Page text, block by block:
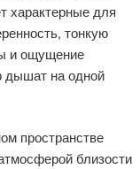
характерные для
тонкую
и ощущение
дышат на одной
пространстве
близости